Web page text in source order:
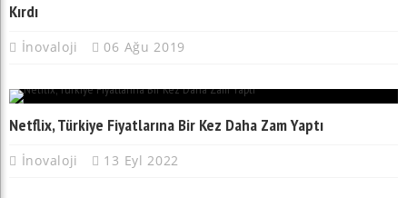
Kırdı
İnovaloji 06 Ağu 2019
Netflix, Türkiye Fiyatlarına Bir Kez Daha Zam Yaptı
İnovaloji 13 Eyl 2022